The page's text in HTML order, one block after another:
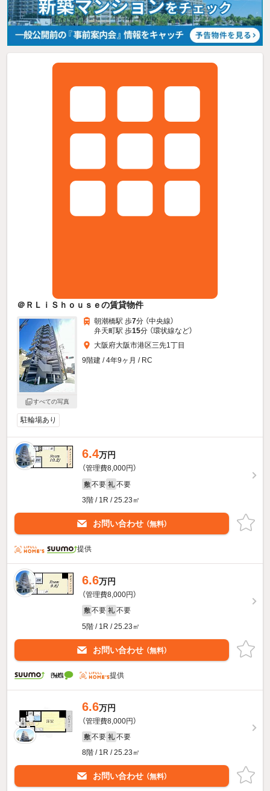
＠ＲＬｉＳｈｏｕｓｅの賃貸物件
すべての写真
朝潮橋駅 歩7分 （中央線）
弁天町駅 歩15分 （環状線など）
大阪府大阪市港区三先1丁目
9階建 / 4年9ヶ月 / RC
駐輪場あり
6.4万円
（管理費8,000円）
敷 不要 礼 不要
3階 / 1R / 25.23㎡
お問い合わせ （無料）
提供
6.6万円
（管理費8,000円）
敷 不要 礼 不要
5階 / 1R / 25.23㎡
お問い合わせ （無料）
提供
6.6万円
（管理費8,000円）
敷 不要 礼 不要
8階 / 1R / 25.23㎡
お問い合わせ （無料）